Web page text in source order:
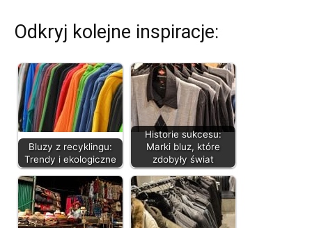
Odkryj kolejne inspiracje:
Bluzy z recyklingu:
Trendy i ekologiczne
Historie sukcesu:
Marki bluz, które
zdobyły świat